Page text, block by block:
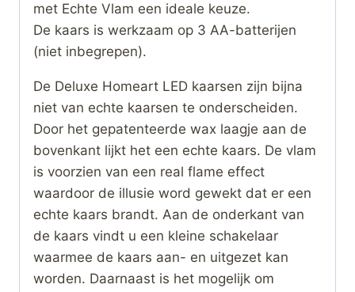
met Echte Vlam een ideale keuze.
De kaars is werkzaam op 3 AA-batterijen
(niet inbegrepen).
De Deluxe Homeart LED kaarsen zijn bijna
niet van echte kaarsen te onderscheiden.
Door het gepatenteerde wax laagje aan de
bovenkant lijkt het een echte kaars. De vlam
is voorzien van een real flame effect
waardoor de illusie word gewekt dat er een
echte kaars brandt. Aan de onderkant van
de kaars vindt u een kleine schakelaar
waarmee de kaars aan- en uitgezet kan
worden. Daarnaast is het mogelijk om